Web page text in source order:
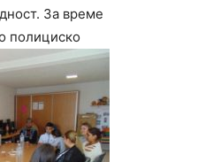
За време
полициско